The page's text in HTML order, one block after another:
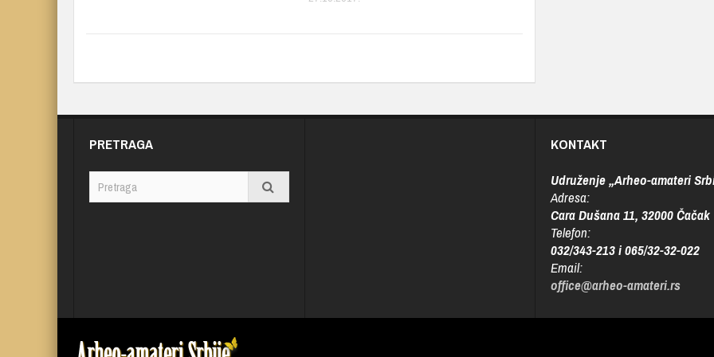
PRETRAGA
KONTAKT
Udruženje „Arheo-amateri
Adresa:
Cara Dušana 11, 32000 Čačak
Telefon:
032/343-213 i 065/32-32-022
Email:
office@arheo-amateri.rs